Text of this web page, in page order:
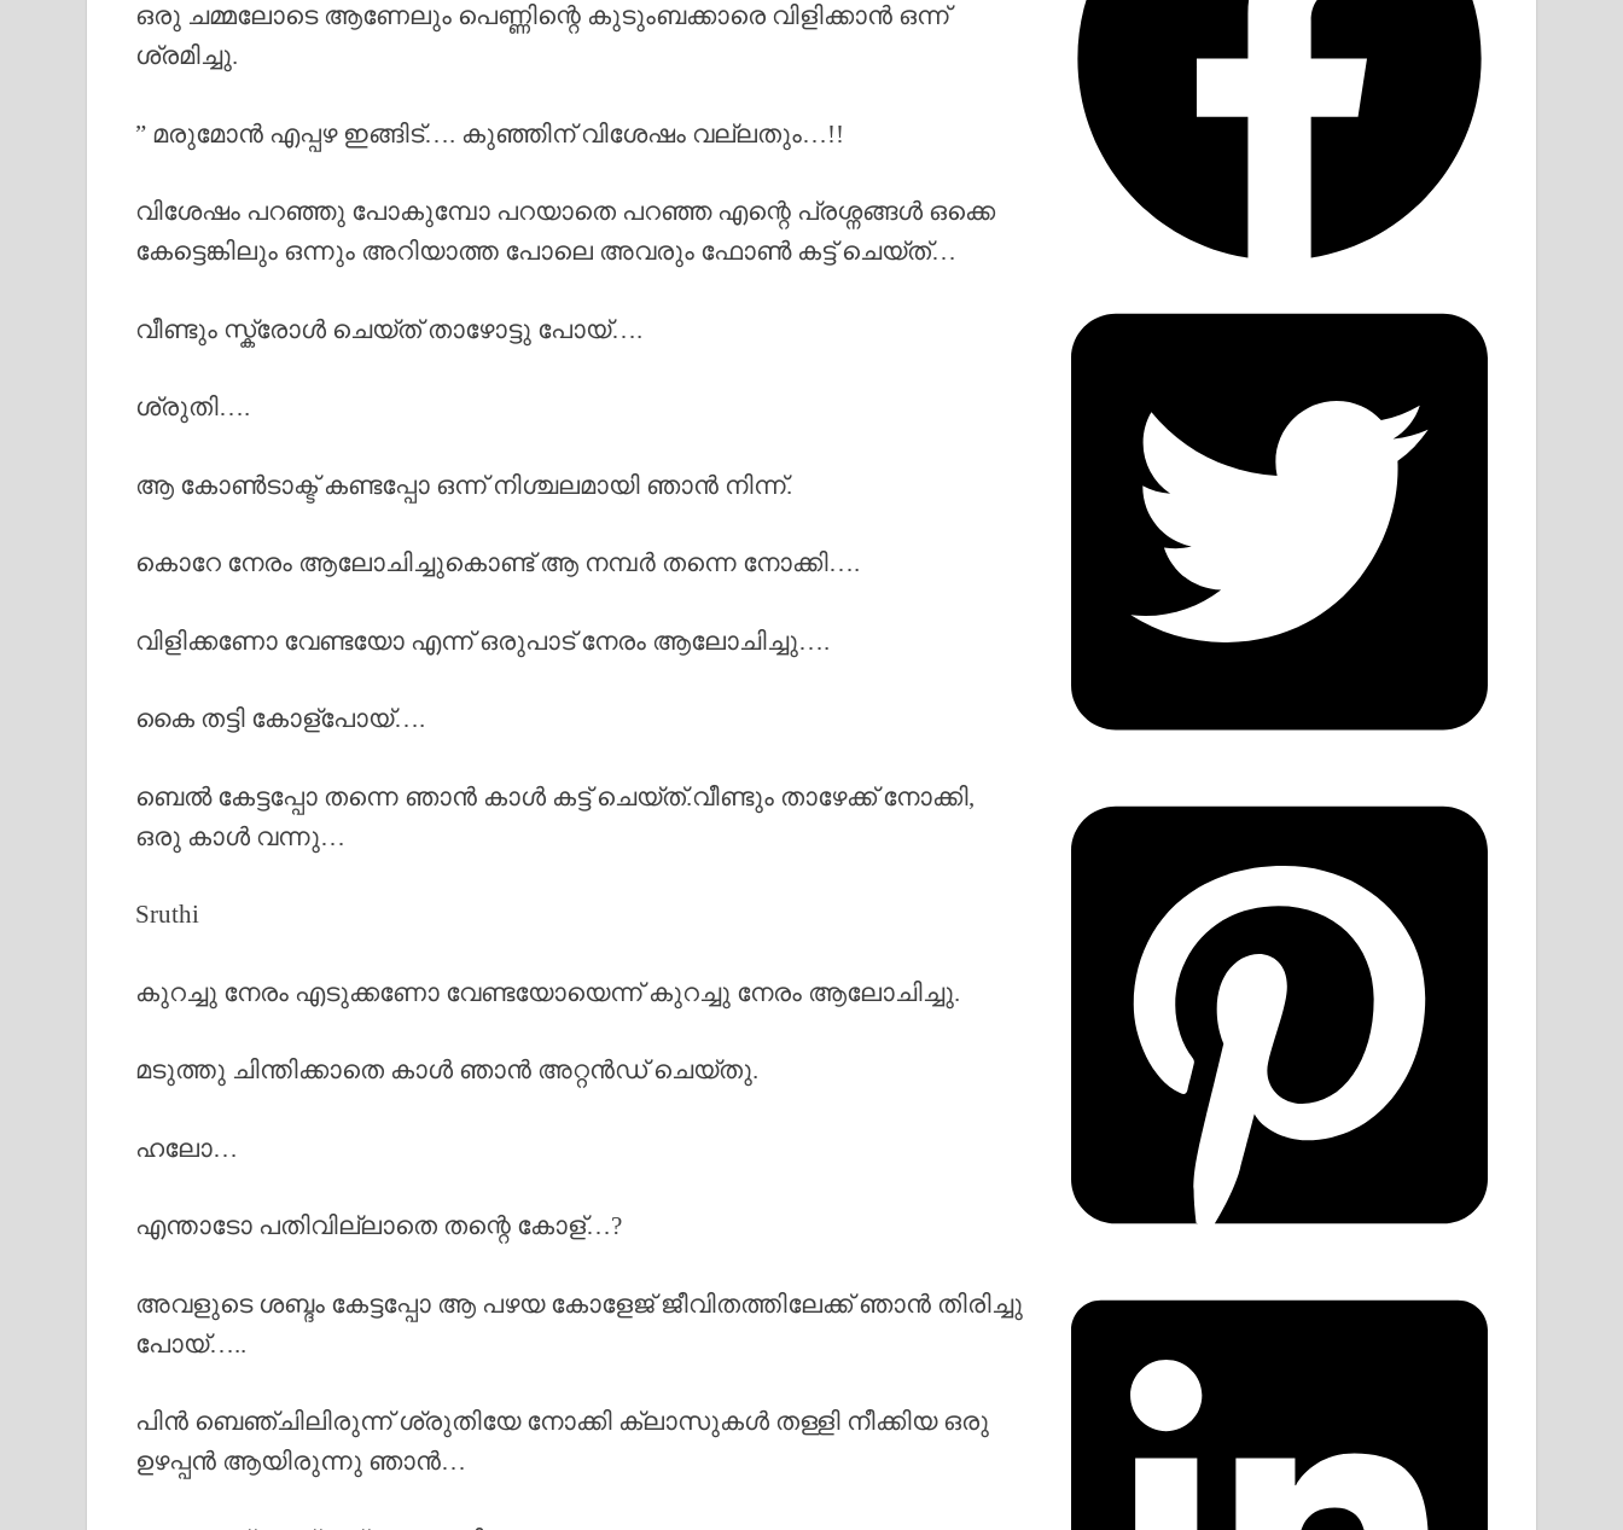
ഒരു ചമ്മലോടെ ആണേലും പെണ്ണിന്റെ കുടുംബക്കാരെ വിളിക്കാൻ ഒന്ന്
ശ്രമിച്ചു.
” മരുമോൻ എപ്പഴ ഇങ്ങിട്…. കുഞ്ഞിന് വിശേഷം വല്ലതും…!!
വിശേഷം പറഞ്ഞു പോകുമ്പോ പറയാതെ പറഞ്ഞ എന്റെ പ്രശ്നങ്ങൾ ഒക്കെ
കേട്ടെങ്കിലും ഒന്നും അറിയാത്ത പോലെ അവരും ഫോൺ കട്ട്‌ ചെയ്ത്…
വീണ്ടും സ്ക്രോൾ ചെയ്ത് താഴോട്ടു പോയ്‌….
ശ്രുതി….
ആ കോൺടാക്ട് കണ്ടപ്പോ ഒന്ന് നിശ്ചലമായി ഞാൻ നിന്ന്.
കൊറേ നേരം ആലോചിച്ചുകൊണ്ട് ആ നമ്പർ തന്നെ നോക്കി….
വിളിക്കണോ വേണ്ടയോ എന്ന് ഒരുപാട് നേരം ആലോചിച്ചു….
കൈ തട്ടി കോള്പോയ്‌….
ബെൽ കേട്ടപ്പോ തന്നെ ഞാൻ കാൾ കട്ട്‌ ചെയ്ത്.വീണ്ടും താഴേക്ക് നോക്കി,
ഒരു കാൾ വന്നു…
Sruthi
കുറച്ചു നേരം എടുക്കണോ വേണ്ടയോയെന്ന് കുറച്ചു നേരം ആലോചിച്ചു.
മടുത്തു ചിന്തിക്കാതെ കാൾ ഞാൻ അറ്റൻഡ് ചെയ്തു.
ഹലോ…
എന്താടോ പതിവില്ലാതെ തന്റെ കോള്…?
അവളുടെ ശബ്ദം കേട്ടപ്പോ ആ പഴയ കോളേജ് ജീവിതത്തിലേക്ക് ഞാൻ തിരിച്ചു
പോയ്‌…..
പിൻ ബെഞ്ചിലിരുന്ന് ശ്രുതിയേ നോക്കി ക്ലാസുകൾ തള്ളി നീക്കിയ ഒരു
ഉഴപ്പൻ ആയിരുന്നു ഞാൻ…